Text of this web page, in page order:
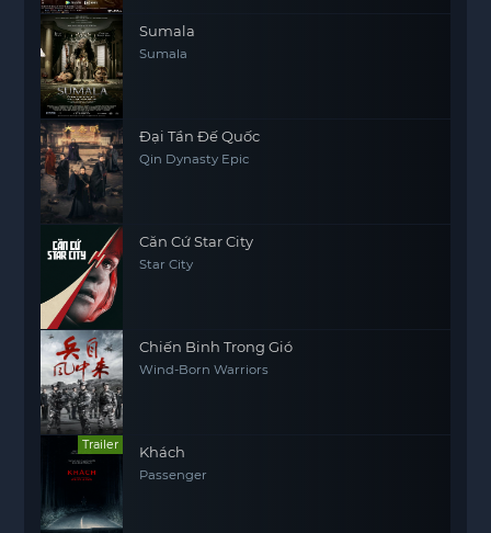
Sumala
Sumala
Đại Tần Đế Quốc
Qin Dynasty Epic
Căn Cứ Star City
Star City
Chiến Binh Trong Gió
Wind-Born Warriors
Trailer Khách
Passenger